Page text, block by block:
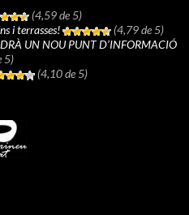
(4,59 de 5)
i terrasses!
(4,79 de 5)
UN NOU PUNT D’INFORMACIÓ
5)
(4,10 de 5)